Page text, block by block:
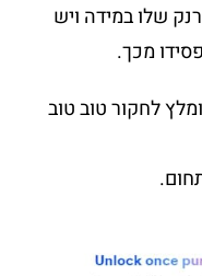
שלו במידה ויש
מכך.
לחקור טוב טוב